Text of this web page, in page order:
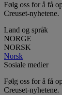
Følg oss for å få
Creuset-nyhetene.
Land og språk
NORGE
NORSK
Norsk
Sosiale medier
Følg oss for å få
Creuset-nyhetene.